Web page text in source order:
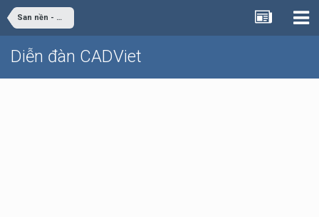
San nền - Giao thông
Diễn đàn CADViet